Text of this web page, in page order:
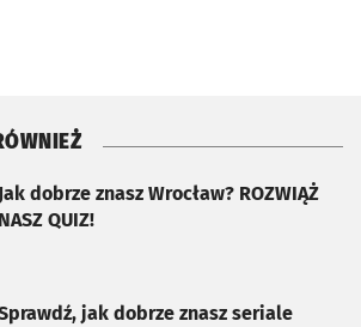
Jak dobrze znasz Wrocław? ROZWIĄŻ
NASZ QUIZ!
karcie
jak dobrze znasz seriale
karcie